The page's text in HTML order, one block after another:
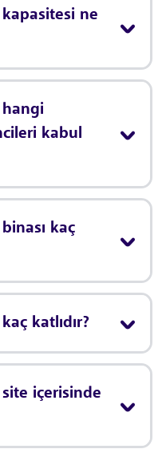
kapasitesi ne
hangi
kabul
kaç
katlıdır?
site içerisinde